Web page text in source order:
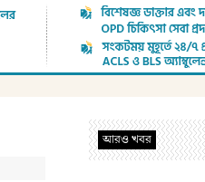
আরও খবর